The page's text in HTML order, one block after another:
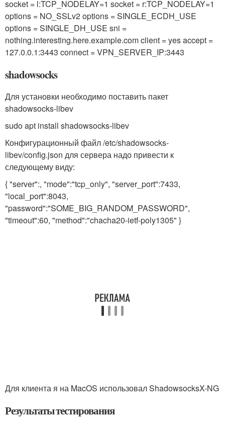
socket = l:TCP_NODELAY=1 socket = r:TCP_NODELAY=1
options = NO_SSLv2 options = SINGLE_ECDH_USE
options = SINGLE_DH_USE sni =
nothing.interesting.here.example.com client = yes accept =
127.0.0.1:3443 connect = VPN_SERVER_IP:3443
shadowsocks
Для установки необходимо поставить пакет
shadowsocks-libev
sudo apt install shadowsocks-libev
Конфигурационный файл /etc/shadowsocks-
libev/config.json для сервера надо привести к
следующему виду:
{ "server":, "mode":"tcp_only", "server_port":7433,
"local_port":8043,
"password":"SOME_BIG_RANDOM_PASSWORD",
"timeout":60, "method":"chacha20-ietf-poly1305" }
Для клиента я на MacOS использовал ShadowsocksX-NG
Результаты тестирования